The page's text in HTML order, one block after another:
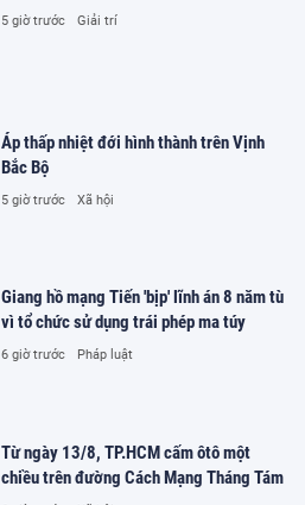
5 giờ trước Giải trí
Áp thấp nhiệt đới hình thành trên Vịnh
Bắc Bộ
5 giờ trước Xã hội
Giang hồ mạng Tiến 'bịp' lĩnh án 8 năm tù
vì tổ chức sử dụng trái phép ma túy
6 giờ trước Pháp luật
Từ ngày 13/8, TP.HCM cấm ôtô một
chiều trên đường Cách Mạng Tháng Tám